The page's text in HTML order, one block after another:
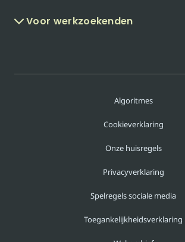
Voor werkzoekenden
Algoritmes
Cookieverklaring
Onze huisregels
Privacyverklaring
Spelregels sociale media
Toegankelijkheidsverklaring